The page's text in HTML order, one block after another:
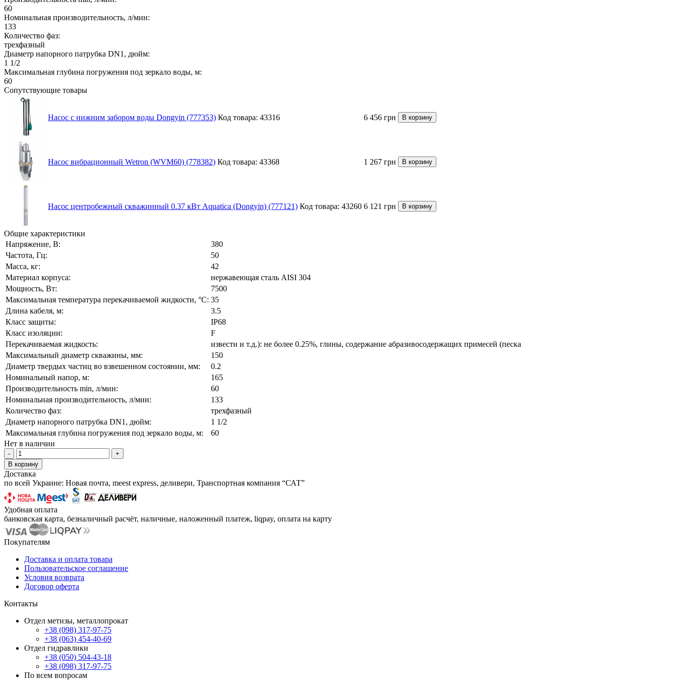
60
Номинальная производительность, л/мин:
133
Количество фаз:
трехфазный
Диаметр напорного патрубка DN1, дюйм:
1 1/2
Максимальная глубина погружения под зеркало воды, м:
60
Сопутствующие товары
Насос с нижним забором воды Dongyin (777353) Код товара: 43316 6 456 грн В корзину
Насос вибрационный Wetron (WVМ60) (778382) Код товара: 43368 1 267 грн В корзину
Насос центробежный скважинный 0.37 кВт Aquatica (Dongyin) (777121) Код товара: 43260 6 121 грн В корзину
Общие характеристики
Напряжение, В:
380
Частота, Гц:
50
Масса, кг:
42
Материал корпуса:
нержавеющая сталь AISI 304
Мощность, Вт:
7500
Максимальная температура перекачиваемой жидкости, °C: 35
Длина кабеля, м:
3.5
Класс защиты:
IP68
Класс изоляции:
F
Перекачиваемая жидкость:
извести и т.д.): не более 0.25%, глины, содержание абразивосодержащих примесей (песка
Максимальный диаметр скважины, мм:
150
Диаметр твердых частиц во взвешенном состоянии, мм:
0.2
Номинальный напор, м:
165
Производительность min, л/мин:
60
Номинальная производительность, л/мин:
133
Количество фаз:
трехфазный
Диаметр напорного патрубка DN1, дюйм:
1 1/2
Максимальная глубина погружения под зеркало воды, м:
60
Нет в наличии
-
+
В корзину
Доставка
по всей Украине: Новая почта, meest express, деливери, Транспортная компания “САТ”
Удобная оплата
банковская карта, безналичный расчёт, наличные, наложенный платеж, liqpay, оплата на карту
Покупателям
Доставка и оплата товара
Пользовательское соглашение
Условия возврата
Договор оферта
Контакты
Отдел метизы, металлопрокат
+38 (098) 317-97-75
+38 (063) 454-40-69
Отдел гидравлики
+38 (050) 504-43-18
+38 (098) 317-97-75
По всем вопросам